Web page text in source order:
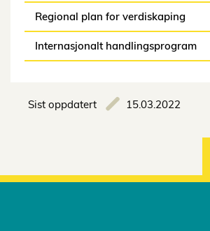
Regional plan for verdiskaping
Internasjonalt handlingsprogram
Sist oppdatert 15.03.2022